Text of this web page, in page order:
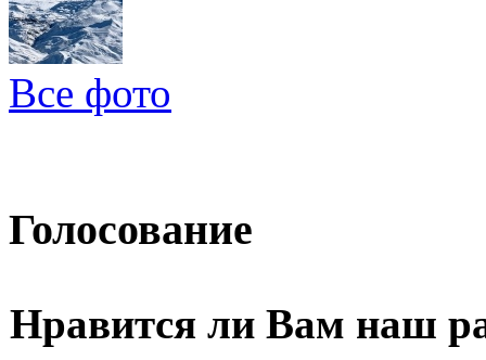
Все фото
Голосование
Нравится ли Вам наш